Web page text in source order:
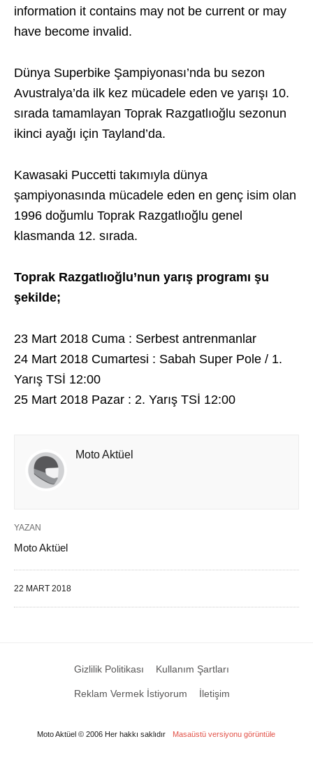
information it contains may not be current or may
have become invalid.
Dünya Superbike Şampiyonası’nda bu sezon
Avustralya’da ilk kez mücadele eden ve yarışı 10.
sırada tamamlayan Toprak Razgatlıoğlu sezonun
ikinci ayağı için Tayland’da.
Kawasaki Puccetti takımıyla dünya
şampiyonasında mücadele eden en genç isim olan
1996 doğumlu Toprak Razgatlıoğlu genel
klasmanda 12. sırada.
Toprak Razgatlıoğlu’nun yarış programı şu
şekilde;
23 Mart 2018 Cuma : Serbest antrenmanlar
24 Mart 2018 Cumartesi : Sabah Super Pole / 1.
Yarış TSİ 12:00
25 Mart 2018 Pazar : 2. Yarış TSİ 12:00
Moto Aktüel
YAZAN
Moto Aktüel
22 MART 2018
Gizlilik Politikası Kullanım Şartları
Reklam Vermek İstiyorum İletişim
Moto Aktüel © 2006 Her hakkı saklıdır Masaüstü versiyonu görüntüle